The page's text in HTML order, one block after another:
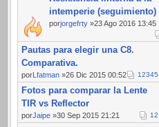
intemperie (seguimiento)
porjorgefrty »23 Ago 2016 13:45
Pautas para elegir una C8.
Comparativa.
porLfatman »26 Dic 2015 00:52 12345
Fotos para comparar la Lente
TIR vs Reflector
porJaipe »30 Sep 2015 21:21 12